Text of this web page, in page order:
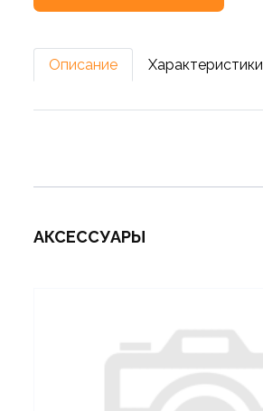
Описание Характеристики
АКСЕССУАРЫ